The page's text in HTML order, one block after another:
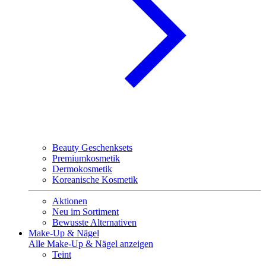
Beauty Geschenksets
Premiumkosmetik
Dermokosmetik
Koreanische Kosmetik
Aktionen
Neu im Sortiment
Bewusste Alternativen
Make-Up & Nägel
Alle Make-Up & Nägel anzeigen
Teint